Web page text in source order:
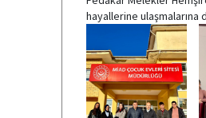
hayallerine